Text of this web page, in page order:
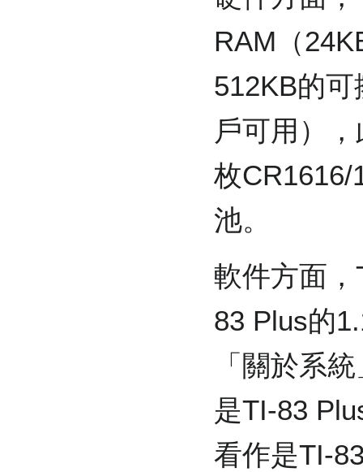
RAM（
512KB的
戶可用）
枚CR1616/
池。
軟件方面
83 Plus的
「關於系
是TI-83
看作是TI-